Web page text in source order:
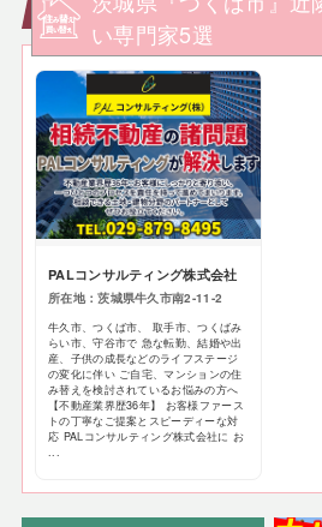
い専門家5選
PALコンサルティング株式会社
所在地：茨城県牛久市南2-11-2
牛久市、つくば市、 取手市、つくばみ
らい市、守谷市で 急な転勤、結婚や出
産、子供の成長などのライフステージ
の変化に伴い ご自宅、マンションの住
み替えを検討されているお悩みの方へ
【不動産業界歴36年】 お客様ファース
トの丁寧なご提案とスピーディーな対
応 PALコンサルティング株式会社に お
...